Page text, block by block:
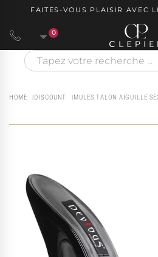
FAITES-VOUS PLAISIR AVEC LE
0
HOME DISCOUNT MULES TALON AIGUILLE